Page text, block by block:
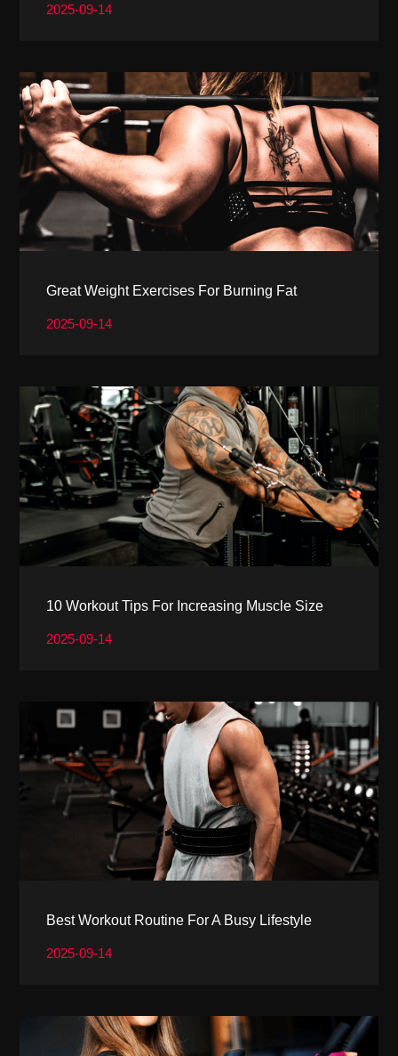
2025-09-14
Great Weight Exercises For Burning Fat
2025-09-14
10 Workout Tips For Increasing Muscle Size
2025-09-14
Best Workout Routine For A Busy Lifestyle
2025-09-14